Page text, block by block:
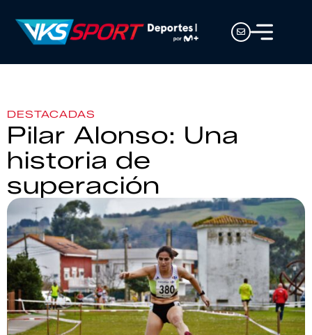
DESTACADAS
Pilar Alonso: Una
historia de
superación